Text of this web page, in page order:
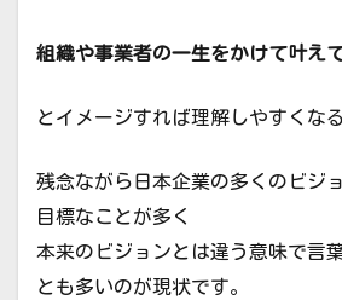
組織や事業者の一生をかけて叶え
とイメージすれば理解しやすくな
残念ながら日本企業の多くのビジ
目標なことが多く
本来のビジョンとは違う意味で言
とも多いのが現状です。